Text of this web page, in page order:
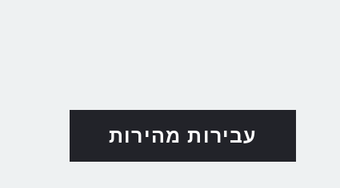
עבירות מהירות